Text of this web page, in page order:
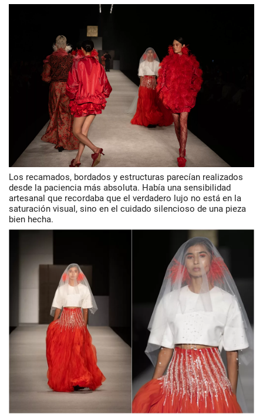
Los recamados, bordados y estructuras parecían realizados
desde la paciencia más absoluta. Había una sensibilidad
artesanal que recordaba que el verdadero lujo no está en la
saturación visual, sino en el cuidado silencioso de una pieza
bien hecha.